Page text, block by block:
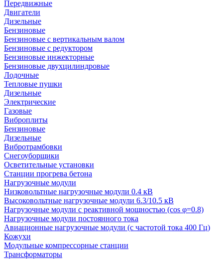
Передвижные
Двигатели
Дизельные
Бензиновые
Бензиновые с вертикальным валом
Бензиновые с редуктором
Бензиновые инжекторные
Бензиновые двухцилиндровые
Лодочные
Тепловые пушки
Дизельные
Электрические
Газовые
Виброплиты
Бензиновые
Дизельные
Вибротрамбовки
Снегоуборщики
Осветительные установки
Станции прогрева бетона
Нагрузочные модули
Низковольтные нагрузочные модули 0.4 кВ
Высоковольтные нагрузочные модули 6.3/10.5 кВ
Нагрузочные модули с реактивной мощностью (cos φ=0.8)
Нагрузочные модули постоянного тока
Авиационные нагрузочные модули (с частотой тока 400 Гц)
Кожухи
Модульные компрессорные станции
Трансформаторы